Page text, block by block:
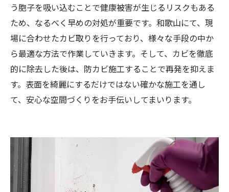
う胞子を吸い込むことで健康被害が生じるリスクもある
ため、なるべく早めの対処が重要です。和歌山にて、現
場に合わせたカビ取りを行っており、様々な手段の中か
ら最適な方法で作業していきます。そして、カビを徹底
的に除去した後は、防カビ施工することで再発を抑えま
す。表面を綺麗にするだけではない確かな施工を通し
て、安心な空間づくりをお手伝いしてまいります。